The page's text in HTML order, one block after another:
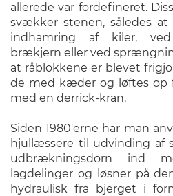
allerede var fordefineret.
svækker stenen, således
indhamring af kiler,
brækjern eller ved
at råblokkene er blevet
de med kæder og løftes op
med en derrick-kran.
Siden 1980'erne har man
hjullæssere til udvinding af
udbrækningsdorn ind
lagdelinger og løsner på
hydraulisk fra bjerget i